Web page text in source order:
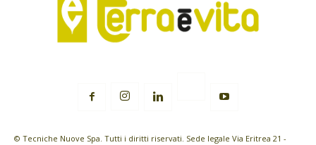
© Tecniche Nuove Spa. Tutti i diritti riservati. Sede legale Via Eritrea 21 -